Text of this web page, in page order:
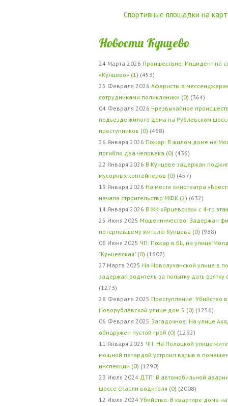
Спортивные площадки на
Новости Кунцево
24 Марта 2026 Проишествие: Инцидент на
«Кунцево» (1 ) (453)
25 Февраля 2026 Аферисты в
сотрудниками поликлиники (0) (364)
04 Февраля 2026 Чрезвычайное
подъезде жилого дома на Рублевском
преступников (0) (468)
26 Января 2026 Пожар: В жилом доме на
погибло два человека (0) (436)
22 Января 2026 В Кунцеве задержан
мусорных контейнеров (0) (457)
19 Января 2026 На месте кинотеатра
начала строительство МФК (2) (632)
14 Января 2026 В ЖК «Ярцевская» с 4-го
25 Июня 2025 Мошенничество: Задержан
потерпевшему жителю Кунцева (0) (938)
06 Июня 2025 ЧП: Пожар в БЦ на улице
"Кунцевская" (0) (1602)
27 Марта 2025 На Новолучанской улице в
задержан водитель за попытку дать
(1273)
28 Февраля 2025 Преступление: Убийство
Новорублёвской улице дом 5 (0) (1256)
06 Февраля 2025 Загадочное: На улице
обнаружен пустой гроб (0) (1292)
11 Января 2025 ЧП: На Полоцкой улице
мощной петардой устроил взрыв в
инспекции (0) (1290)
23 Июля 2024 ДТП: В автомобильной
шоссе спасли водителя (0) (2008)
12 Июля 2024 Убийство: В квартире дома